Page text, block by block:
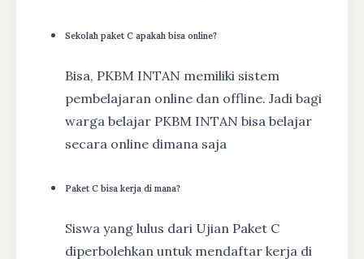
Sekolah paket C apakah bisa online?
Bisa, PKBM INTAN memiliki sistem
pembelajaran online dan offline. Jadi bagi
warga belajar PKBM INTAN bisa belajar
secara online dimana saja
Paket C bisa kerja di mana?
Siswa yang lulus dari Ujian Paket C
diperbolehkan untuk mendaftar kerja di